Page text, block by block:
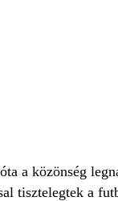
a közönség
tisztelegtek a